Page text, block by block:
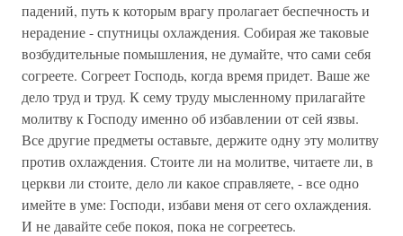
падений, путь к которым врагу пролагает беспечность и
нерадение - спутницы охлаждения. Собирая же таковые
возбудительные помышления, не думайте, что сами себя
согреете. Согреет Господь, когда время придет. Ваше же
дело труд и труд. К сему труду мысленному прилагайте
молитву к Господу именно об избавлении от сей язвы.
Все другие предметы оставьте, держите одну эту молитву
против охлаждения. Стоите ли на молитве, читаете ли, в
церкви ли стоите, дело ли какое справляете, - все одно
имейте в уме: Господи, избави меня от сего охлаждения.
И не давайте себе покоя, пока не согреетесь.